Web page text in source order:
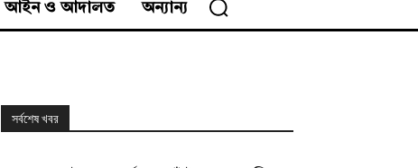
আইন ও আদালত অন্যান্য
সর্বশেষ খবর